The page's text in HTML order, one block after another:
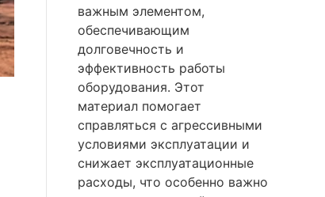
важным элементом,
обеспечивающим
долговечность и
эффективность работы
оборудования. Этот
материал помогает
справляться с агрессивными
условиями эксплуатации и
снижает эксплуатационные
расходы, что особенно важно